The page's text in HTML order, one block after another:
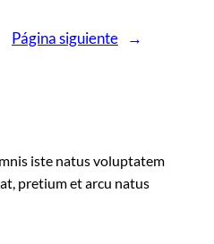
Página siguiente →
iste natus voluptatem
pretium et arcu natus